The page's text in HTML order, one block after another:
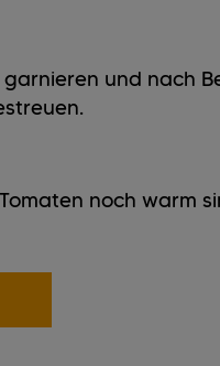
und nach
noch warm